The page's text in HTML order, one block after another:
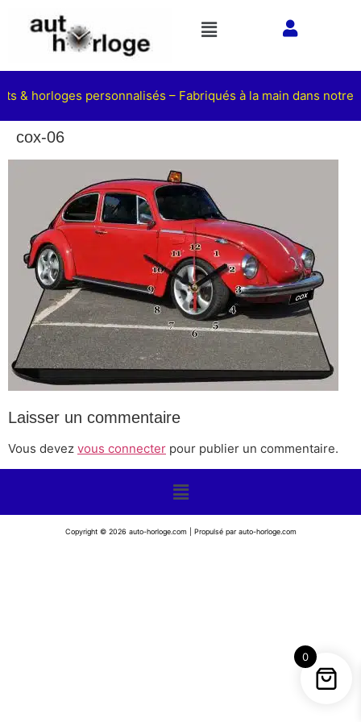
& horloges personnalisés – Fabriqués à la main dans
cox-06
Laisser un commentaire
Vous devez vous connecter pour publier un commentaire.
Copyright © 2026 auto-horloge.com | Propulsé par auto-horloge.com
0